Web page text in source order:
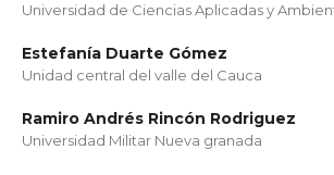
Universidad de Ciencias Aplicadas y
Estefanía Duarte Gómez
Unidad central del valle del Cauca
Ramiro Andrés Rincón Rodriguez
Universidad Militar Nueva granada